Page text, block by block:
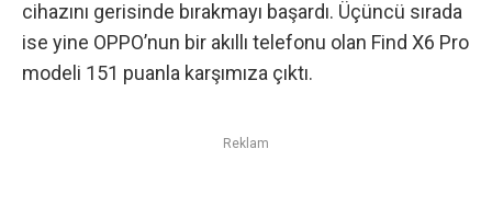
cihazını gerisinde bırakmayı başardı. Üçüncü sırada
ise yine OPPO’nun bir akıllı telefonu olan Find X6 Pro
modeli 151 puanla karşımıza çıktı.
Reklam